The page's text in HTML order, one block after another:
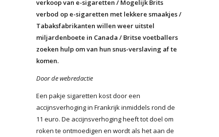
verkoop van e-sigaretten / Mogelijk Brits
verbod op e-sigaretten met lekkere smaakjes /
Tabaksfabrikanten willen weer uitstel
miljardenboete in Canada / Britse voetballers
zoeken hulp om van hun snus-verslaving af te
komen.
Door de webredactie
Een pakje sigaretten kost door een
accijnsverhoging in Frankrijk inmiddels rond de
11 euro. De accijnsverhoging heeft tot doel om
roken te ontmoedigen en wordt als het aan de